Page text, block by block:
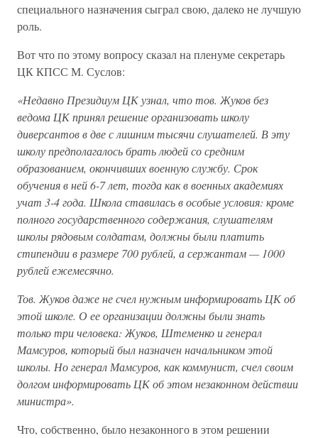
специального назначения сыграл свою, далеко не лучшую
роль.
Вот что по этому вопросу сказал на пленуме секретарь
ЦК КПСС М. Суслов:
«Недавно Президиум ЦК узнал, что тов. Жуков без
ведома ЦК принял решение организовать школу
диверсантов в две с лишним тысячи слушателей. В эту
школу предполагалось брать людей со средним
образованием, окончивших военную службу. Срок
обучения в ней 6-7 лет, тогда как в военных академиях
учат 3-4 года. Школа ставилась в особые условия: кроме
полного государственного содержания, слушателям
школы рядовым солдатам, должны были платить
стипендии в размере 700 рублей, а сержантам — 1000
рублей ежемесячно.
Тов. Жуков даже не счел нужным информировать ЦК об
этой школе. О ее организации должны были знать
только три человека: Жуков, Штеменко и генерал
Мамсуров, который был назначен начальником этой
школы. Но генерал Мамсуров, как коммунист, счел своим
долгом информировать ЦК об этом незаконном действии
министра».
Что, собственно, было незаконного в этом решении